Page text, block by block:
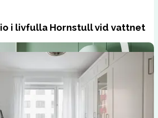
i livfulla Hornstull vid vattnet